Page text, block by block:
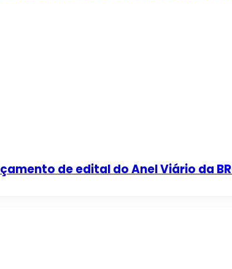
de edital do Anel Viário da